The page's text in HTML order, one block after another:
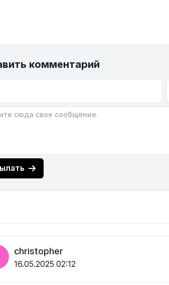
комментарий
christopher
16.05.2025 02:12